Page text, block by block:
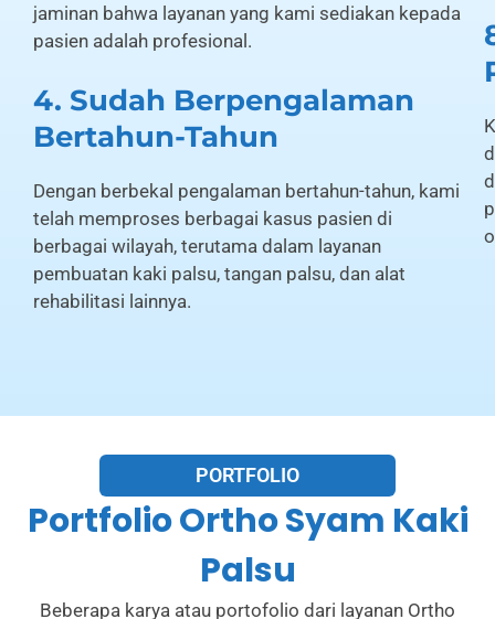
jaminan bahwa layanan yang kami sediakan kepada
pasien adalah profesional.
4. Sudah Berpengalaman
Bertahun-Tahun
Dengan berbekal pengalaman bertahun-tahun, kami
telah memproses berbagai kasus pasien di
berbagai wilayah, terutama dalam layanan
pembuatan kaki palsu, tangan palsu, dan alat
rehabilitasi lainnya.
PORTFOLIO
Portfolio Ortho Syam Kaki
Palsu
Beberapa karya atau portofolio dari layanan Ortho